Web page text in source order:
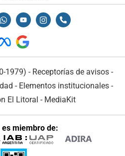
1979) - Receptorías de avisos -
- Elementos institucionales-
El Litoral - MediaKit
es miembro de: